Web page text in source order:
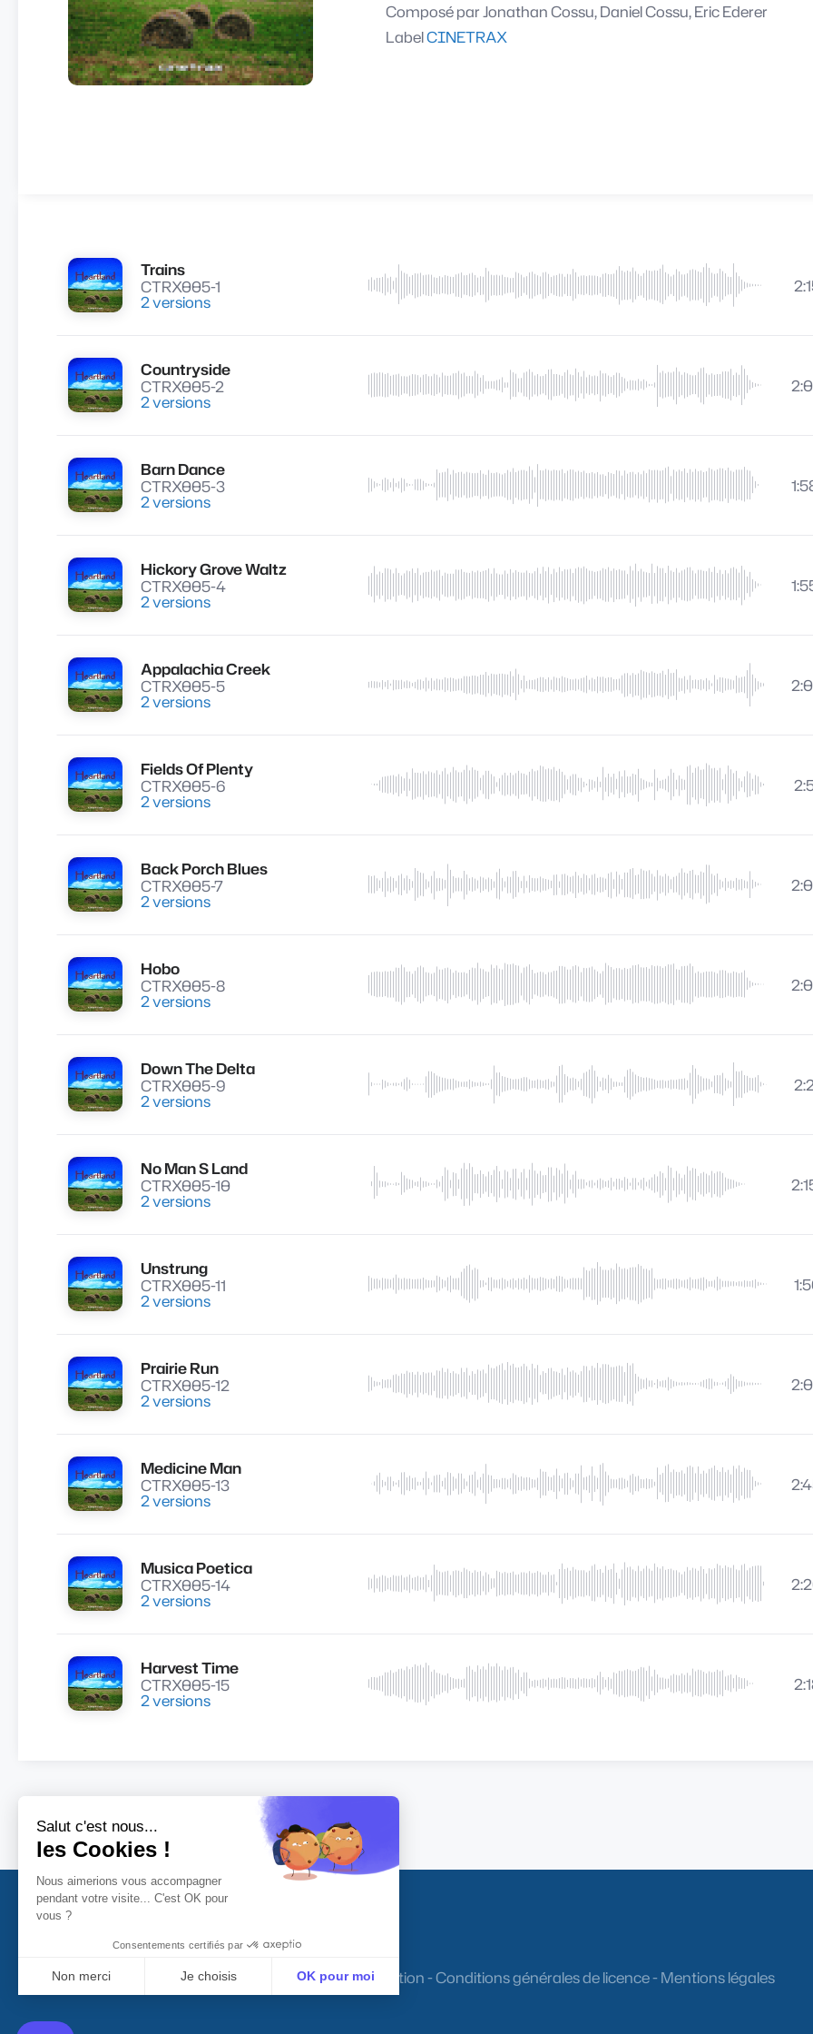
Composé parJonathan Cossu, Daniel Cossu, Eric Ederer
LabelCINETRAX
Lire
Trains
CTRX005-1
2 versions
Lire
Countryside
CTRX005-2
2 versions
Lire
Barn Dance
CTRX005-3
2 versions
Lire
Hickory Grove Waltz
CTRX005-4
2 versions
Lire
Appalachia Creek
CTRX005-5
2 versions
Lire
Fields Of Plenty
CTRX005-6
2 versions
Lire
Back Porch Blues
CTRX005-7
2 versions
Lire
Hobo
CTRX005-8
2 versions
Lire
Down The Delta
CTRX005-9
2 versions
Lire
No Man S Land
CTRX005-10
2 versions
Lire
Unstrung
CTRX005-11
2 versions
Lire
Prairie Run
CTRX005-12
2 versions
Lire
Medicine Man
CTRX005-13
2 versions
Lire
Musica Poetica
CTRX005-14
2 versions
Lire
Harvest Time
CTRX005-15
2 versions
© Musique & Music 2026-Conditions générales d'utilisation-Conditions générales de licence-Mentions légales